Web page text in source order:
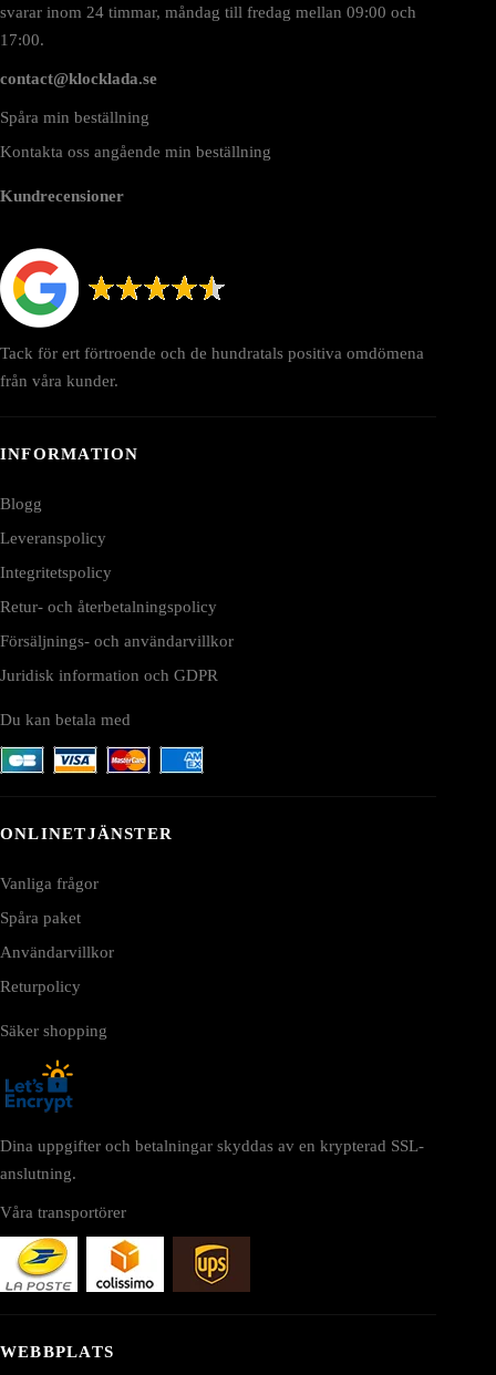
svarar inom 24 timmar, måndag till fredag mellan 09:00 och
17:00.
contact@klocklada.se
Spåra min beställning
Kontakta oss angående min beställning
Kundrecensioner
Tack för ert förtroende och de hundratals positiva omdömena
från våra kunder.
INFORMATION
Blogg
Leveranspolicy
Integritetspolicy
Retur- och återbetalningspolicy
Försäljnings- och användarvillkor
Juridisk information och GDPR
Du kan betala med
ONLINETJÄNSTER
Vanliga frågor
Spåra paket
Användarvillkor
Returpolicy
Säker shopping
Dina uppgifter och betalningar skyddas av en krypterad SSL-
anslutning.
Våra transportörer
WEBBPLATS